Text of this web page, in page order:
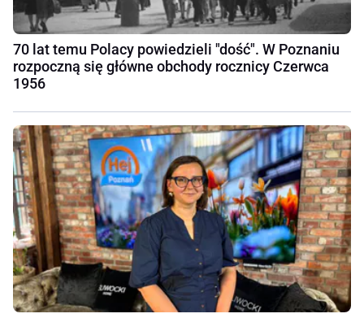
70 lat temu Polacy powiedzieli "dość". W Poznaniu
rozpoczną się główne obchody rocznicy Czerwca
1956